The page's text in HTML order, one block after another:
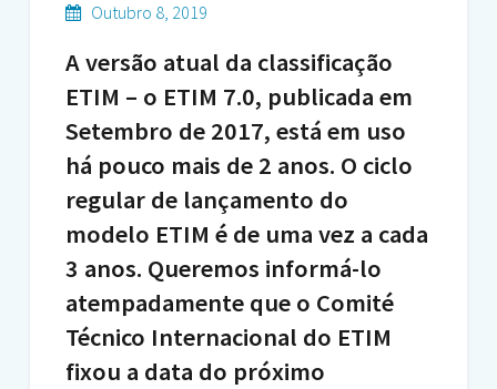
Outubro 8, 2019
A versão atual da classificação
ETIM – o ETIM 7.0, publicada em
Setembro de 2017, está em uso
há pouco mais de 2 anos. O ciclo
regular de lançamento do
modelo ETIM é de uma vez a cada
3 anos. Queremos informá-lo
atempadamente que o Comité
Técnico Internacional do ETIM
fixou a data do próximo